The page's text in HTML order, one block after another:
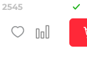
2545